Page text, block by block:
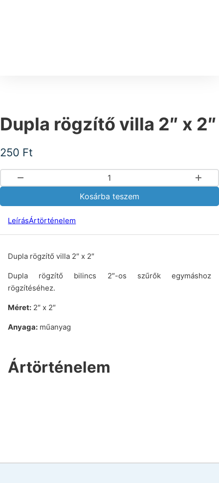
Dupla rögzítő villa 2″ x 2″
250 Ft
Dupla rögzítő villa 2" x 2" mennyiség
Kosárba teszem
LeírásÁrtörténelem
Dupla rögzítő villa 2″ x 2″
Dupla rögzítő bilincs 2″-os szűrők egymáshoz
rögzítéséhez.
Méret: 2″ x 2″
Anyaga: műanyag
Ártörténelem